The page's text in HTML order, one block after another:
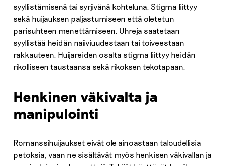
syyllistämisenä tai syrjivänä kohteluna. Stigma liittyy
sekä huijauksen paljastumiseen että oletetun
parisuhteen menettämiseen. Uhreja saatetaan
syyllistää heidän naiiviuudestaan tai toiveestaan
rakkauteen. Huijareiden osalta stigma liittyy heidän
rikolliseen taustaansa sekä rikoksen tekotapaan.
Henkinen väkivalta ja
manipulointi
Romanssihuijaukset eivät ole ainoastaan taloudellisia
petoksia, vaan ne sisältävät myös henkisen väkivallan ja